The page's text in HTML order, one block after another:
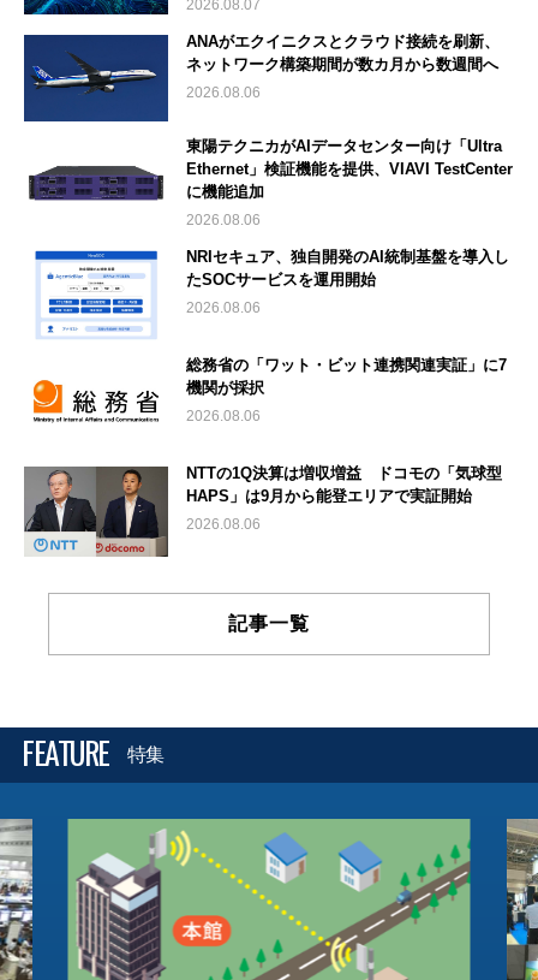
2026.08.07
ANAがエクイニクスとクラウド接続を刷新、
ネットワーク構築期間が数カ月から数週間へ
2026.08.06
東陽テクニカがAIデータセンター向け「Ultra
Ethernet」検証機能を提供、VIAVI TestCenter
に機能追加
2026.08.06
NRIセキュア、独自開発のAI統制基盤を導入し
たSOCサービスを運用開始
2026.08.06
総務省の「ワット・ビット連携関連実証」に7
機関が採択
2026.08.06
NTTの1Q決算は増収増益 ドコモの「気球型
HAPS」は9月から能登エリアで実証開始
2026.08.06
記事一覧
FEATURE 特集